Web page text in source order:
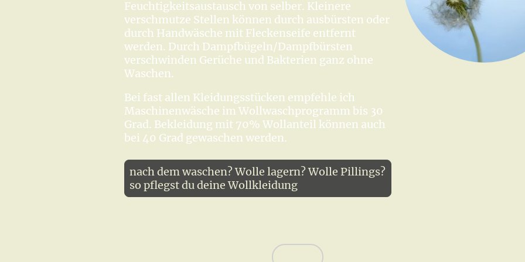
Feuchtigkeitsaustausch von selber. Kleinere
verschmutze Stellen können durch ausbürsten oder
durch Handwäsche mit Fleckenseife entfernt
werden. Durch Dampfbügeln/Dampfbürsten
verschwinden Gerüche und Bakterien ganz ohne
Waschen.
Bei fast allen Kleidungsstücken empfehle ich
Maschinenwäsche im Wollwaschprogramm bis 30
Grad. Bekleidung mit 70% Wollanteil können auch
bei 40 Grad gewaschen werden.
nach dem waschen? Wolle lagern? Wolle Pillings?
so pflegst du deine Wollkleidung